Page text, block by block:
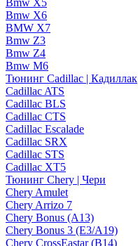
Bmw X5
Bmw X6
BMW X7
Bmw Z3
Bmw Z4
Bmw М6
Тюнинг Cadillac | Кадиллак
Cadillac ATS
Cadillac BLS
Cadillac CTS
Cadillac Escalade
Cadillac SRX
Cadillac STS
Cadillac XT5
Тюнинг Chery | Чери
Chery Amulet
Chery Arrizo 7
Chery Bonus (A13)
Chery Bonus 3 (E3/A19)
Chery CrossEastar (B14)